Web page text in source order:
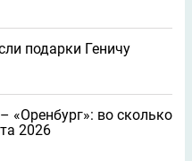
подарки Геничу
«Оренбург»: во сколько
2026